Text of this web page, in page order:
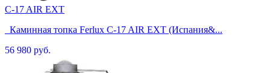
C-17 AIR EXT
Каминная топка Ferlux C-17 AIR EXT (Испания&...
56 980 руб.